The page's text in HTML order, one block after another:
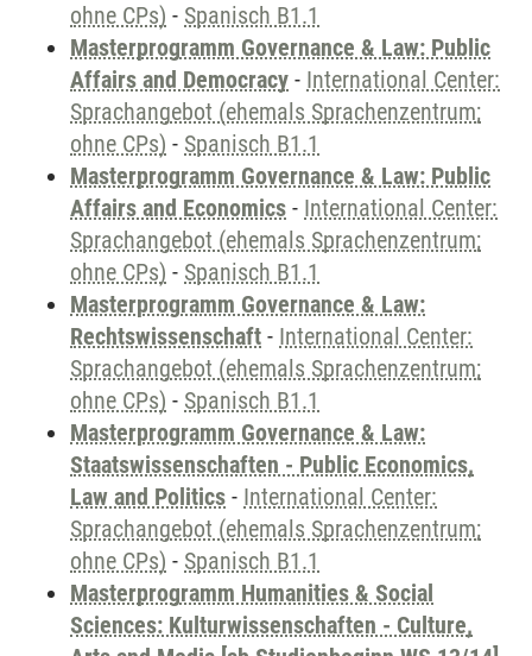
ohne CPs) - Spanisch B1.1
Masterprogramm Governance & Law: Public
Affairs and Democracy - International Center:
Sprachangebot (ehemals Sprachenzentrum;
ohne CPs) - Spanisch B1.1
Masterprogramm Governance & Law: Public
Affairs and Economics - International Center:
Sprachangebot (ehemals Sprachenzentrum;
ohne CPs) - Spanisch B1.1
Masterprogramm Governance & Law:
Rechtswissenschaft - International Center:
Sprachangebot (ehemals Sprachenzentrum;
ohne CPs) - Spanisch B1.1
Masterprogramm Governance & Law:
Staatswissenschaften - Public Economics,
Law and Politics - International Center:
Sprachangebot (ehemals Sprachenzentrum;
ohne CPs) - Spanisch B1.1
Masterprogramm Humanities & Social
Sciences: Kulturwissenschaften - Culture,